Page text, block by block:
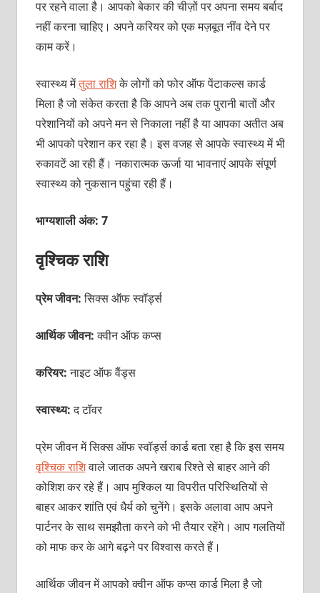
पर रहने वाला है। आपको बेकार की चीज़ों पर अपना समय बर्बाद
नहीं करना चाहिए। अपने करियर को एक मज़बूत नींव देने पर
काम करें।
स्‍वास्‍थ्‍य मेंतुला राशिके लोगों को फोर ऑफ पेंटाकल्‍स कार्ड
मिला है जो संकेत करता है कि आपने अब तक पुरानी बातों और
परेशानियों को अपने मन से निकाला नहीं है या आपका अतीत अब
भी आपको परेशान कर रहा है। इस वजह से आपके स्‍वास्‍थ्‍य में भी
रुकावटें आ रही हैं। नकारात्‍मक ऊर्जा या भावनाएं आपके संपूर्ण
स्‍वास्‍थ्‍य को नुकसान पहुंचा रही हैं।
भाग्यशाली अंक: 7
वृश्चिक राशि
प्रेम जीवन:सिक्‍स ऑफ स्‍वॉर्ड्स
आर्थिक जीवन:क्वीन ऑफ कप्‍स
करियर:नाइट ऑफ वैंड्स
स्वास्थ्य: द टॉवर
प्रेम जीवन में सिक्‍स ऑफ स्‍वॉर्ड्स कार्ड बता रहा है कि इस समय
वृश्चिक राशिवाले जातक अपने खराब रिश्‍ते से बाहर आने की
कोशिश कर रहे हैं। आप मुश्किल या विपरीत परिस्थितियों से
बाहर आकर शांति एवं धैर्य को चुनेंगे। इसके अलावा आप अपने
पार्टनर के साथ समझौता करने को भी तैयार रहेंगे। आप गलतियों
को माफ कर के आगे बढ़ने पर विश्‍वास करते हैं।
आर्थिक जीवन में आपको क्‍वीन ऑफ कप्‍स कार्ड मिला है जो